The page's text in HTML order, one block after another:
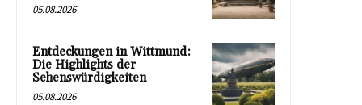
05.08.2026
Entdeckungen in Wittmund:
Die Highlights der
Sehenswürdigkeiten
05.08.2026